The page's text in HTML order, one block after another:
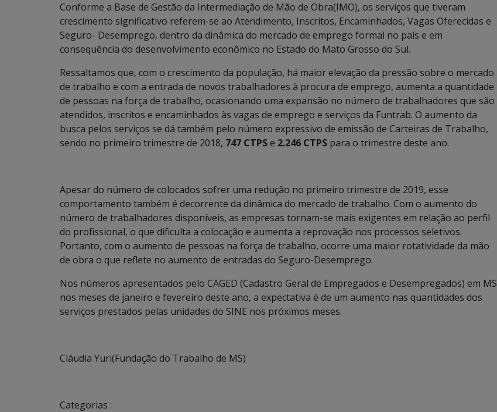
Conforme a Base de Gestão da Intermediação de Mão de Obra(IMO), os serviços que tiveram
crescimento significativo referem-se ao Atendimento, Inscritos, Encaminhados, Vagas Oferecidas e
Seguro- Desemprego, dentro da dinâmica do mercado de emprego formal no país e em
consequência do desenvolvimento econômico no Estado do Mato Grosso do Sul.
Ressaltamos que, com o crescimento da população, há maior elevação da pressão sobre o mercado
de trabalho e com a entrada de novos trabalhadores à procura de emprego, aumenta a quantidade
de pessoas na força de trabalho, ocasionando uma expansão no número de trabalhadores que são
atendidos, inscritos e encaminhados às vagas de emprego e serviços da Funtrab. O aumento da
busca pelos serviços se dá também pelo número expressivo de emissão de Carteiras de Trabalho,
sendo no primeiro trimestre de 2018, 747 CTPSe 2.246 CTPS para o trimestre deste ano.
Apesar do número de colocados sofrer uma redução no primeiro trimestre de 2019, esse
comportamento também é decorrente da dinâmica do mercado de trabalho. Com o aumento do
número de trabalhadores disponíveis, as empresas tornam-se mais exigentes em relação ao perfil
do profissional, o que dificulta a colocação e aumenta a reprovação nos processos seletivos.
Portanto, com o aumento de pessoas na força de trabalho, ocorre uma maior rotatividade da mão
de obra o que reflete no aumento de entradas do Seguro-Desemprego.
Nos números apresentados pelo CAGED (Cadastro Geral de Empregados e Desempregados) em MS
nos meses de janeiro e fevereiro deste ano, a expectativa é de um aumento nas quantidades dos
serviços prestados pelas unidades do SINE nos próximos meses.
Cláudia Yuri(Fundação do Trabalho de MS)
Categorias :